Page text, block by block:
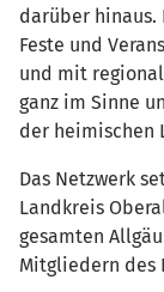
darüber hinaus.
Feste und
und mit
ganz im Sinne
der heimischen
Das Netzwerk
Landkreis
gesamten
Mitgliedern des